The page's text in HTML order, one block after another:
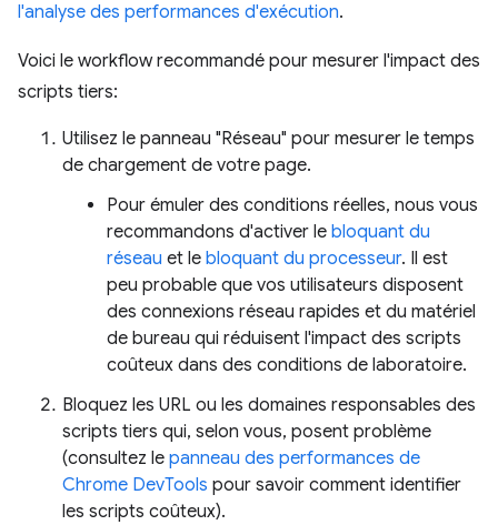
l'analyse des performances d'exécution.
Voici le workflow recommandé pour mesurer l'impact des
scripts tiers:
Utilisez le panneau "Réseau" pour mesurer le temps
de chargement de votre page.
Pour émuler des conditions réelles, nous vous
recommandons d'activer le bloquant du
réseau et le bloquant du processeur. Il est
peu probable que vos utilisateurs disposent
des connexions réseau rapides et du matériel
de bureau qui réduisent l'impact des scripts
coûteux dans des conditions de laboratoire.
Bloquez les URL ou les domaines responsables des
scripts tiers qui, selon vous, posent problème
(consultez le panneau des performances de
Chrome DevTools pour savoir comment identifier
les scripts coûteux).